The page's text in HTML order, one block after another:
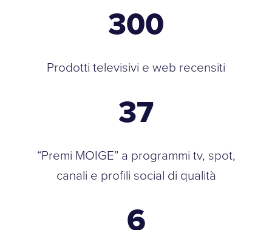
300
Prodotti televisivi e web recensiti
37
“Premi MOIGE” a programmi tv, spot,
canali e profili social di qualità
6